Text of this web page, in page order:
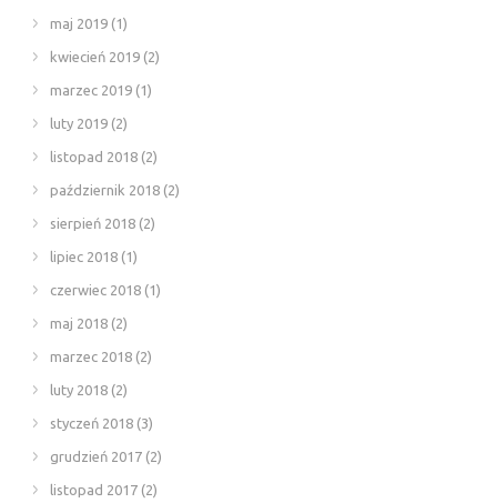
maj 2019 (1)
kwiecień 2019 (2)
marzec 2019 (1)
luty 2019 (2)
listopad 2018 (2)
październik 2018 (2)
sierpień 2018 (2)
lipiec 2018 (1)
czerwiec 2018 (1)
maj 2018 (2)
marzec 2018 (2)
luty 2018 (2)
styczeń 2018 (3)
grudzień 2017 (2)
listopad 2017 (2)